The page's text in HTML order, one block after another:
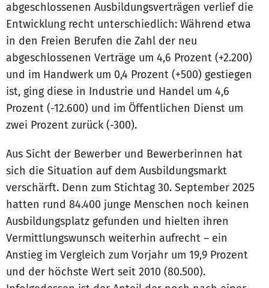
abgeschlossenen Ausbildungsverträgen verlief die
Entwicklung recht unterschiedlich: Während etwa
in den Freien Berufen die Zahl der neu
abgeschlossenen Verträge um 4,6 Prozent (+2.200)
und im Handwerk um 0,4 Prozent (+500) gestiegen
ist, ging diese in Industrie und Handel um 4,6
Prozent (-12.600) und im Öffentlichen Dienst um
zwei Prozent zurück (-300).
Aus Sicht der Bewerber und Bewerberinnen hat
sich die Situation auf dem Ausbildungsmarkt
verschärft. Denn zum Stichtag 30. September 2025
hatten rund 84.400 junge Menschen noch keinen
Ausbildungsplatz gefunden und hielten ihren
Vermittlungswunsch weiterhin aufrecht – ein
Anstieg im Vergleich zum Vorjahr um 19,9 Prozent
und der höchste Wert seit 2010 (80.500).